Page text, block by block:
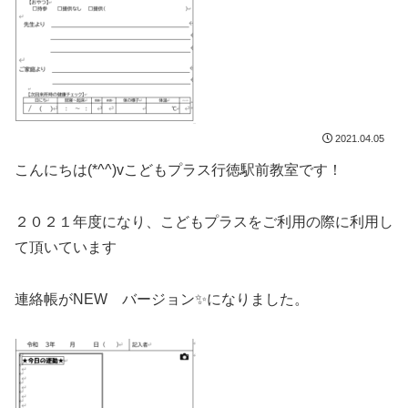
2021.04.05
こんにちは(*^^)vこどもプラス行徳駅前教室です！
２０２１年度になり、こどもプラスをご利用の際に利用し
て頂いています
連絡帳がNEW バージョン✨になりました。